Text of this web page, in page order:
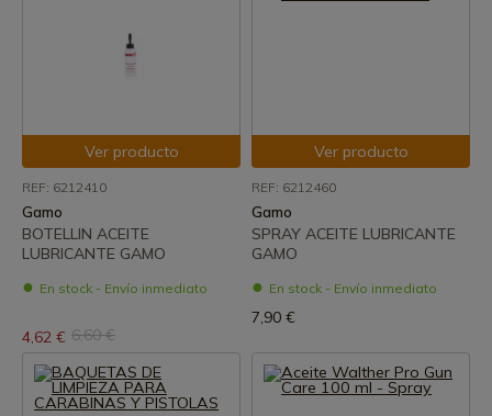
Ver producto
REF: 6212410
Gamo
BOTELLIN ACEITE
LUBRICANTE GAMO
En stock - Envío inmediato
4,62 € 6,60 €
Ver producto
REF: 6212460
Gamo
SPRAY ACEITE LUBRICANTE
GAMO
En stock - Envío inmediato
7,90 €